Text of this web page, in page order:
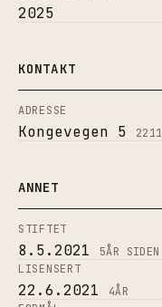
2025
KONTAKT
ADRESSE
Kongevegen 5 2211
ANNET
STIFTET
8.5.2021 5ÅR SIDEN
LISENSERT
22.6.2021 4ÅR